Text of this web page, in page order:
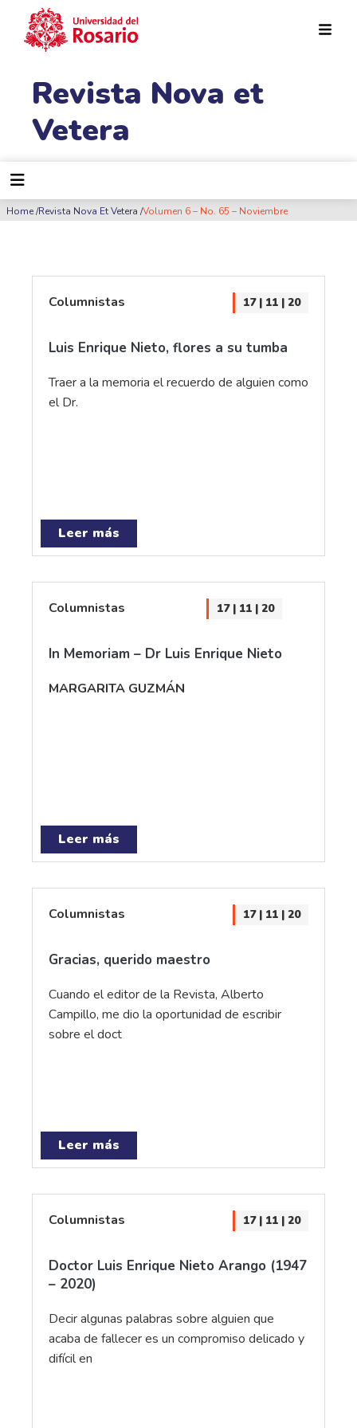
Revista Nova et
Vetera
Ruta de navegación
Home Revista Nova Et Vetera Volumen 6 – No. 65 – Noviembre
Columnistas 17 | 11 | 20
Luis Enrique Nieto, flores a su tumba
Traer a la memoria el recuerdo de alguien como
el Dr.
Leer más
Columnistas 17 | 11 | 20
In Memoriam – Dr Luis Enrique Nieto
MARGARITA GUZMÁN
Leer más
Columnistas 17 | 11 | 20
Gracias, querido maestro
Cuando el editor de la Revista, Alberto
Campillo, me dio la oportunidad de escribir
sobre el doct
Leer más
Columnistas 17 | 11 | 20
Doctor Luis Enrique Nieto Arango (1947
– 2020)
Decir algunas palabras sobre alguien que
acaba de fallecer es un compromiso delicado y
difícil en